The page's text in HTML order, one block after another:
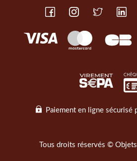
Paiement en ligne sécurisé
Tous droits réservés ©